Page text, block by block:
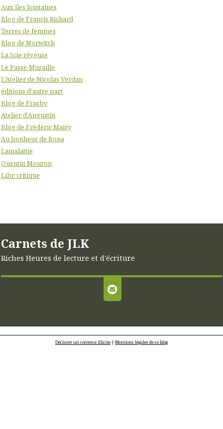
Aux îles lointaines
Blog de Francis Richard
Terres de femmes
Blog de Norwitch
La Scie rêveuse
Le Passe-Muraille
L'Atelier de Nicolas Verdan
éditions d'autre part
Blog de Frasby
Atelier d'Augustin
Blog de Frédéric Mairy
Au bonheur de Bona
Lamalattie
Quentin Mouron
Libr-critique
Carnets de JLK
Riches Heures de lecture et d'écriture
Déclarer un contenu illicite | Mentions légales de ce blog